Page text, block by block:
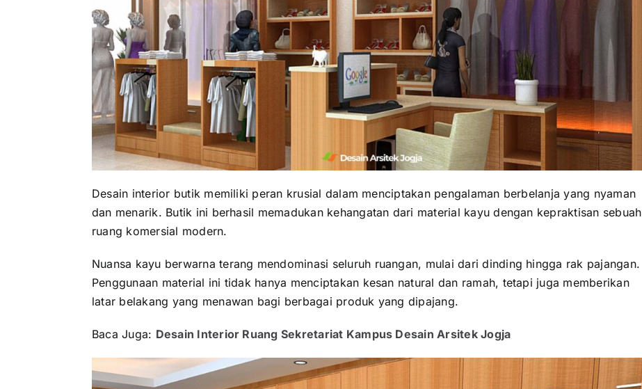
Desain interior butik memiliki peran krusial dalam menciptakan pengalaman berbelanja yang nyaman
dan menarik. Butik ini berhasil memadukan kehangatan dari material kayu dengan kepraktisan sebuah
ruang komersial modern.
Nuansa kayu berwarna terang mendominasi seluruh ruangan, mulai dari dinding hingga rak pajangan.
Penggunaan material ini tidak hanya menciptakan kesan natural dan ramah, tetapi juga memberikan
latar belakang yang menawan bagi berbagai produk yang dipajang.
Baca Juga: Desain Interior Ruang Sekretariat Kampus Desain Arsitek Jogja